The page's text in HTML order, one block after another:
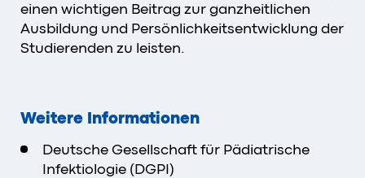
einen wichtigen Beitrag zur ganzheitlichen
Ausbildung und Persönlichkeitsentwicklung der
Studierenden zu leisten.
Weitere Informationen
Deutsche Gesellschaft für Pädiatrische
Infektiologie (DGPI)